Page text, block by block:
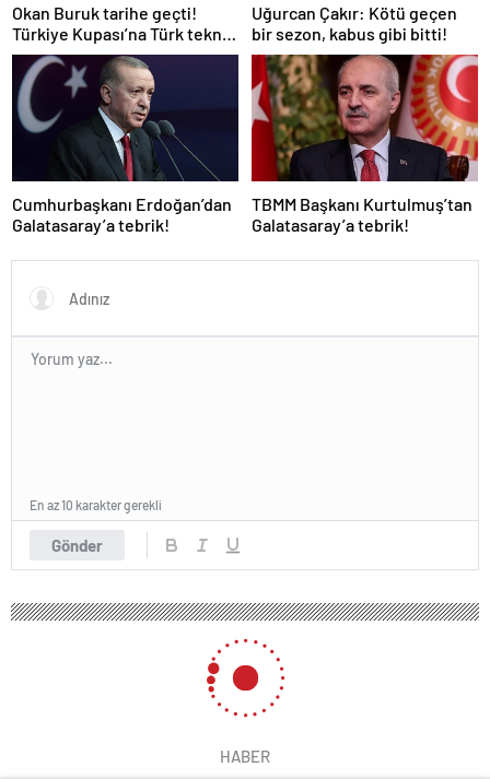
Okan Buruk tarihe geçti!
Türkiye Kupası’na Türk teknik
adam damgası
Uğurcan Çakır: Kötü geçen
bir sezon, kabus gibi bitti!
Cumhurbaşkanı Erdoğan’dan
Galatasaray’a tebrik!
TBMM Başkanı Kurtulmuş’tan
Galatasaray’a tebrik!
Gönder
En az 10 karakter gerekli
HABER